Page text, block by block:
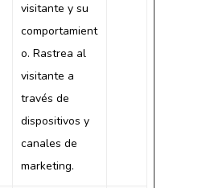
visitante y su
comportamient
o. Rastrea al
visitante a
través de
dispositivos y
canales de
marketing.